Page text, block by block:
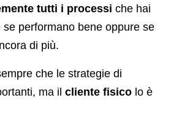
tutti i processi che hai
performano bene oppure se
di più.
che le strategie di
ma il cliente fisico lo è